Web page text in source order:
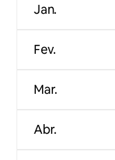
Jan.
Fev.
Mar.
Abr.